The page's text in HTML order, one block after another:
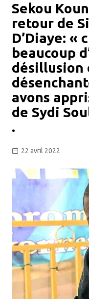
Sekou
retour de
D’Diaye: «
beaucoup
désillusion
avons
de Sydi
.
22 avril 2022